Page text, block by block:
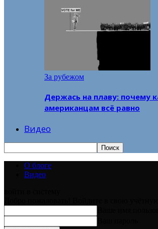
За рубежом
Держась на плаву: почему
американцам всё равно
Видео
О блоге
Видео